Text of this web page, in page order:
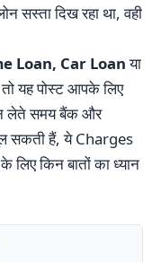
सस्ता दिख रहा था, वही
Loan, Car Loanया
यह पोस्ट आपके लिए
लेते समय बैंक और
सकती हैं, ये Charges
किन बातों का ध्यान